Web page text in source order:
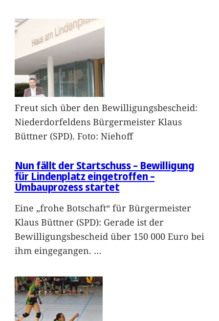
Freut sich über den Bewilligungsbescheid:
Niederdorfeldens Bürgermeister Klaus
Büttner (SPD). Foto: Niehoff
Nun fällt der Startschuss – Bewilligung
für Lindenplatz eingetroffen –
Umbauprozess startet
Eine „frohe Botschaft“ für Bürgermeister
Klaus Büttner (SPD): Gerade ist der
Bewilligungsbescheid über 150 000 Euro bei
ihm eingegangen. …